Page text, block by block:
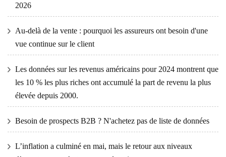
2026
Au-delà de la vente : pourquoi les assureurs ont besoin d'une
vue continue sur le client
Les données sur les revenus américains pour 2024 montrent que
les 10 % les plus riches ont accumulé la part de revenu la plus
élevée depuis 2000.
Besoin de prospects B2B ? N'achetez pas de liste de données
L’inflation a culminé en mai, mais le retour aux niveaux